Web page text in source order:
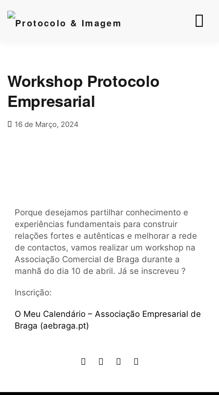
Workshop Protocolo
Empresarial
16 de Março, 2024
Porque desejamos partilhar conhecimento e
experiências fundamentais para construir
relações fortes e autênticas e melhorar a rede
de contactos, vamos realizar um workshop na
Associação Comercial de Braga durante a
manhã do dia 10 de abril. Já se inscreveu ?
Inscrição:
O Meu Calendário – Associação Empresarial de
Braga (aebraga.pt)